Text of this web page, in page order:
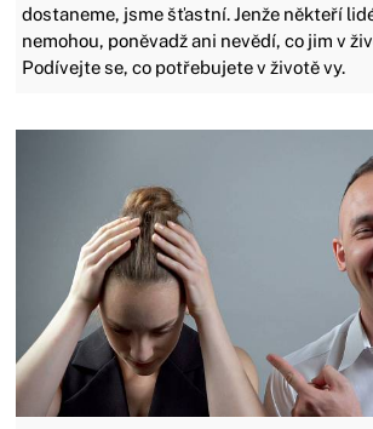
dostaneme, jsme šťastní. Jenže někteří
nemohou, poněvadž ani nevědí, co jim v
Podívejte se, co potřebujete v životě vy.